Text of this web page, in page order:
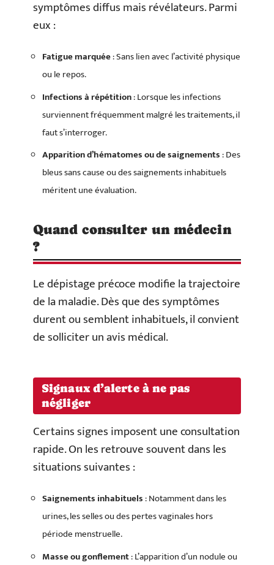
symptômes diffus mais révélateurs. Parmi
eux :
Fatigue marquée: Sans lien avec l’activité physique
ou le repos.
Infections à répétition: Lorsque les infections
surviennent fréquemment malgré les traitements, il
faut s’interroger.
Apparition d’hématomes ou de saignements: Des
bleus sans cause ou des saignements inhabituels
méritent une évaluation.
Quand consulter un médecin
?
Le dépistage précoce modifie la trajectoire
de la maladie. Dès que des symptômes
durent ou semblent inhabituels, il convient
de solliciter un avis médical.
Signaux d’alerte à ne pas
négliger
Certains signes imposent une consultation
rapide. On les retrouve souvent dans les
situations suivantes :
Saignements inhabituels: Notamment dans les
urines, les selles ou des pertes vaginales hors
période menstruelle.
Masse ou gonflement: L’apparition d’un nodule ou